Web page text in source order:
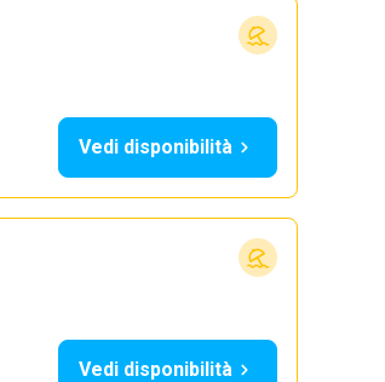
Vedi disponibilità
Vedi disponibilità